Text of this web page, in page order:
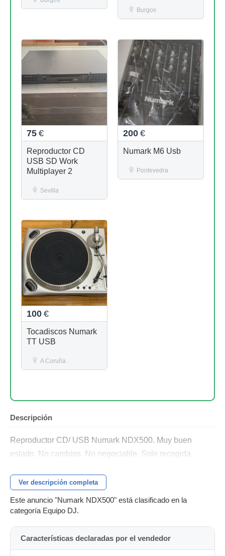
Burgos
75 €
Reproductor CD
USB SD Work
Multiplayer 2
Sevilla
200 €
Numark M6 Usb
Pontevedra
100 €
Tocadiscos Numark
TT USB
A Coruña
Descripción
Reproductor CD/ USB Numark NDX500. Muy buen
estado. No cambios. No negociable. Solo recogida
Ver descripción completa
Este anuncio "Numark NDX500" está clasificado en la
categoría Equipo DJ.
Características declaradas por el vendedor